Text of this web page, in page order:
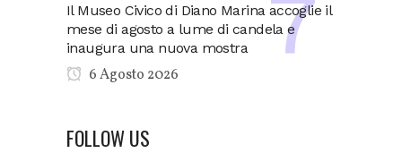
Il Museo Civico di Diano Marina accoglie il
mese di agosto a lume di candela e
inaugura una nuova mostra
6 Agosto 2026
FOLLOW US